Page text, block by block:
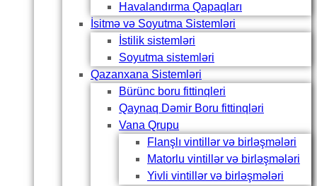
Havalandırma Qapaqları
İsitmə və Soyutma Sistemləri
İstilik sistemləri
Soyutma sistemləri
Qazanxana Sistemləri
Bürünc boru fittinqleri
Qaynaq Dəmir Boru fittinqləri
Vana Qrupu
Flanşlı vintillər və birləşmələri
Matorlu vintillər və birləşmələri
Yivli vintillər və birləşmələri